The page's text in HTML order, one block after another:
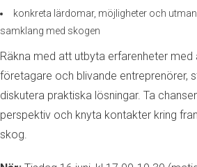
konkreta lärdomar, möjligheter och
samklang med skogen
Räkna med att utbyta erfarenheter med
företagare och blivande entreprenörer,
diskutera praktiska lösningar. Ta
perspektiv och knyta kontakter kring
skog.